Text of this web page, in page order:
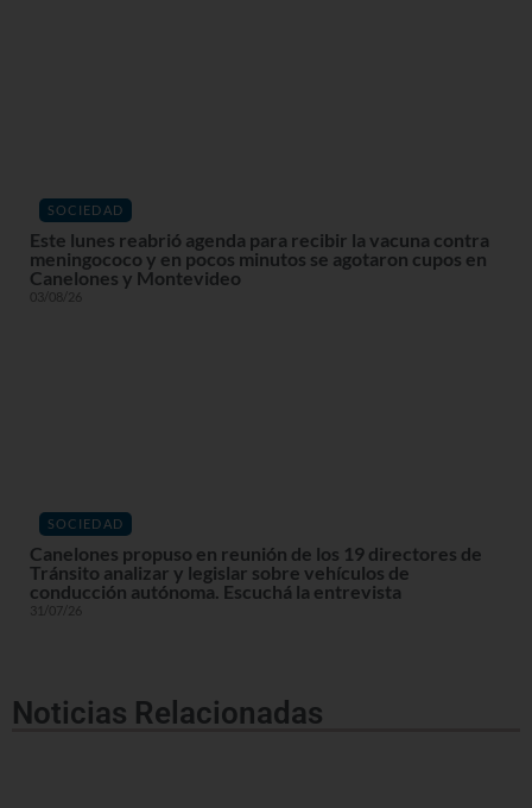
SOCIEDAD
Este lunes reabrió agenda para recibir la vacuna contra
meningococo y en pocos minutos se agotaron cupos en
Canelones y Montevideo
03/08/26
SOCIEDAD
Canelones propuso en reunión de los 19 directores de
Tránsito analizar y legislar sobre vehículos de
conducción autónoma. Escuchá la entrevista
31/07/26
Noticias Relacionadas